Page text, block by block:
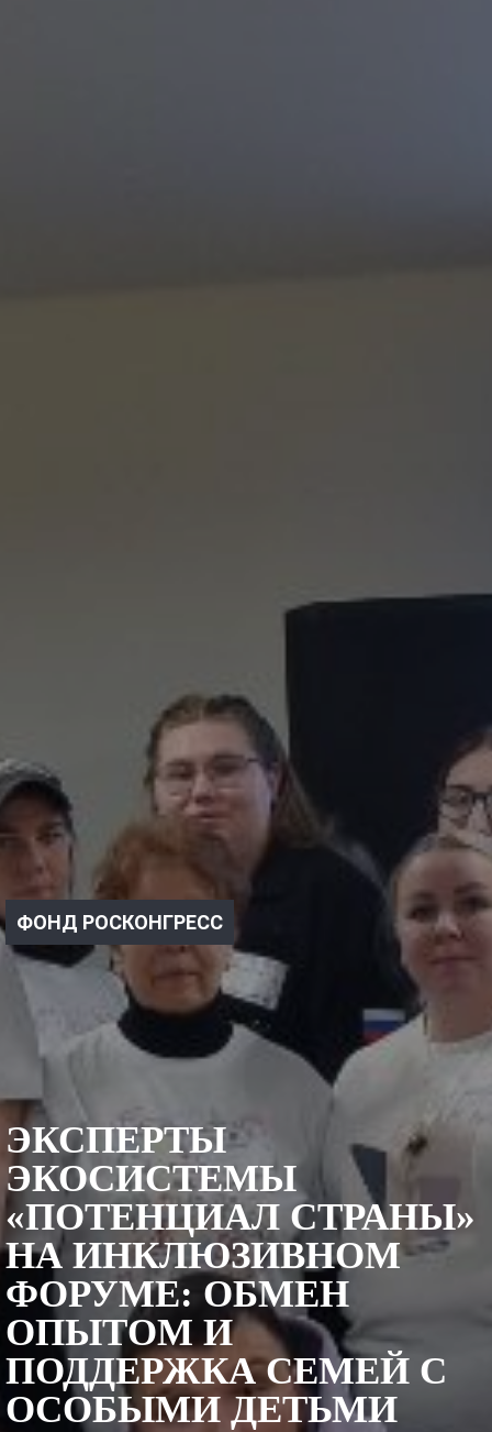
ФОНД РОСКОНГРЕСС
ЭКСПЕРТЫ
ЭКОСИСТЕМЫ
«ПОТЕНЦИАЛ СТРАНЫ»
НА ИНКЛЮЗИВНОМ
ФОРУМЕ: ОБМЕН
ОПЫТОМ И
ПОДДЕРЖКА СЕМЕЙ С
ОСОБЫМИ ДЕТЬМИ